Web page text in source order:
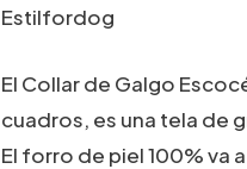
Estilfordog
El Collar de Galgo
cuadros, es una tela de
El forro de piel 100% va